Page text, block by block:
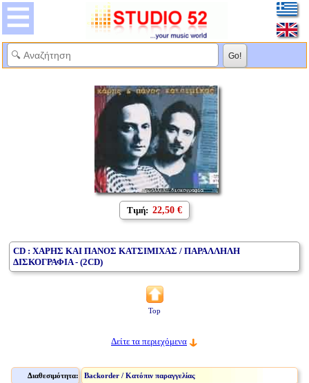
Τιμή: 22,50 €
CD : ΧΑΡΗΣ ΚΑΙ ΠΑΝΟΣ ΚΑΤΣΙΜΙΧΑΣ / ΠΑΡΑΛΛΗΛΗ
ΔΙΣΚΟΓΡΑΦΙΑ - (2CD)
Top
Δείτε τα περιεχόμενα
Διαθεσιμότητα: Backorder / Κατόπιν παραγγελίας